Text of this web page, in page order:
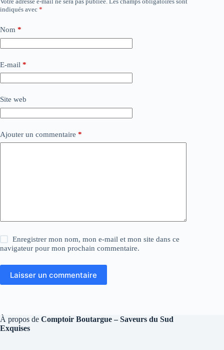
indiqués avec *
Nom *
E-mail *
Site web
Ajouter un commentaire *
Enregistrer mon nom, mon e-mail et mon site dans ce
navigateur pour mon prochain commentaire.
Laisser un commentaire
À propos de Comptoir Boutargue – Saveurs du Sud
Exquises